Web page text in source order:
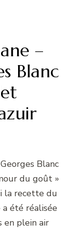
–
Blanc
Blanc
du goût »
la recette du
été réalisée
en plein air